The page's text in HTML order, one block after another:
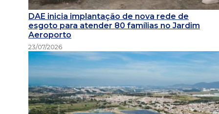
DAE inicia implantação de nova rede de
esgoto para atender 80 famílias no Jardim
Aeroporto
23/07/2026